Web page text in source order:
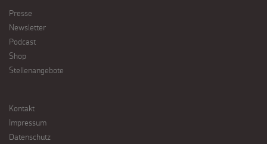
Presse
Newsletter
Podcast
Shop
Stellenangebote
Kontakt
Impressum
Datenschutz